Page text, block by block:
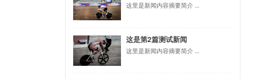
这里是新闻内容摘要简介 ...
这是第2篇测试新闻
这里是新闻内容摘要简介 ...